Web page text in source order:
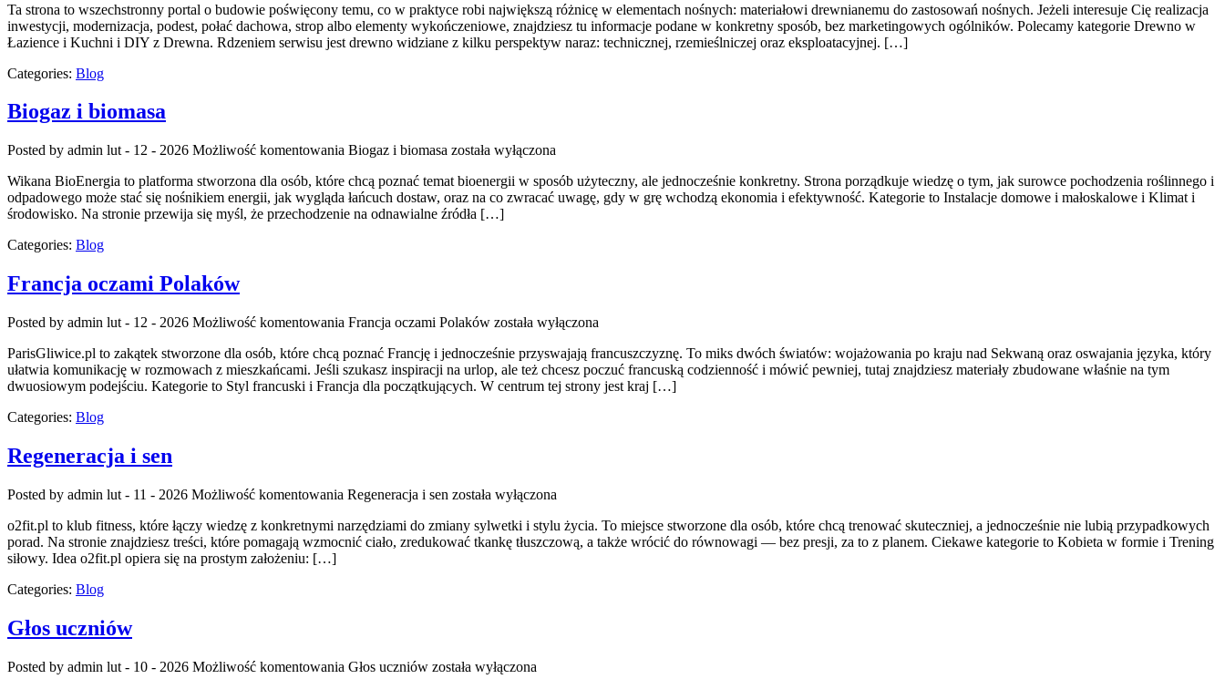
Ta strona to wszechstronny portal o budowie poświęcony temu, co w praktyce robi największą różnicę w elementach nośnych: materiałowi drewnianemu do zastosowań nośnych. Jeżeli interesuje Cię realizacja
inwestycji, modernizacja, podest, połać dachowa, strop albo elementy wykończeniowe, znajdziesz tu informacje podane w konkretny sposób, bez marketingowych ogólników. Polecamy kategorie Drewno w
Łazience i Kuchni i DIY z Drewna. Rdzeniem serwisu jest drewno widziane z kilku perspektyw naraz: technicznej, rzemieślniczej oraz eksploatacyjnej. […]
Categories: Blog
Biogaz i biomasa
Posted by admin lut - 12 - 2026 Możliwość komentowania Biogaz i biomasa została wyłączona
Wikana BioEnergia to platforma stworzona dla osób, które chcą poznać temat bioenergii w sposób użyteczny, ale jednocześnie konkretny. Strona porządkuje wiedzę o tym, jak surowce pochodzenia roślinnego i
odpadowego może stać się nośnikiem energii, jak wygląda łańcuch dostaw, oraz na co zwracać uwagę, gdy w grę wchodzą ekonomia i efektywność. Kategorie to Instalacje domowe i małoskalowe i Klimat i
środowisko. Na stronie przewija się myśl, że przechodzenie na odnawialne źródła […]
Categories: Blog
Francja oczami Polaków
Posted by admin lut - 12 - 2026 Możliwość komentowania Francja oczami Polaków została wyłączona
ParisGliwice.pl to zakątek stworzone dla osób, które chcą poznać Francję i jednocześnie przyswajają francuszczyznę. To miks dwóch światów: wojażowania po kraju nad Sekwaną oraz oswajania języka, który
ułatwia komunikację w rozmowach z mieszkańcami. Jeśli szukasz inspiracji na urlop, ale też chcesz poczuć francuską codzienność i mówić pewniej, tutaj znajdziesz materiały zbudowane właśnie na tym
dwuosiowym podejściu. Kategorie to Styl francuski i Francja dla początkujących. W centrum tej strony jest kraj […]
Categories: Blog
Regeneracja i sen
Posted by admin lut - 11 - 2026 Możliwość komentowania Regeneracja i sen została wyłączona
o2fit.pl to klub fitness, które łączy wiedzę z konkretnymi narzędziami do zmiany sylwetki i stylu życia. To miejsce stworzone dla osób, które chcą trenować skuteczniej, a jednocześnie nie lubią przypadkowych
porad. Na stronie znajdziesz treści, które pomagają wzmocnić ciało, zredukować tkankę tłuszczową, a także wrócić do równowagi — bez presji, za to z planem. Ciekawe kategorie to Kobieta w formie i Trening
siłowy. Idea o2fit.pl opiera się na prostym założeniu: […]
Categories: Blog
Głos uczniów
Posted by admin lut - 10 - 2026 Możliwość komentowania Głos uczniów została wyłączona